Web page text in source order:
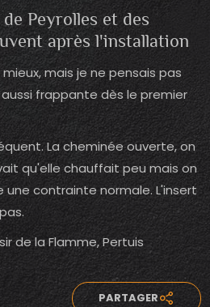
Peyrolles et des
après l'installation
mais je ne pensais pas
frappante dès le premier
La cheminée ouverte, on
qu'elle chauffait peu mais on
contrainte normale. L'insert
de la Flamme, Pertuis
PARTAGER